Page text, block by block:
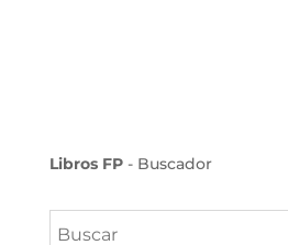
Libros FP- Buscador